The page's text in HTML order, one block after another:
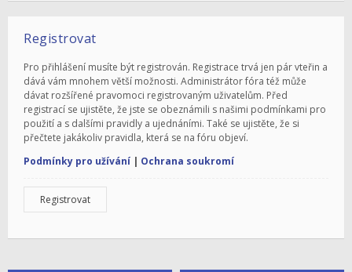
Registrovat
Pro přihlášení musíte být registrován. Registrace trvá jen pár vteřin a
dává vám mnohem větší možnosti. Administrátor fóra též může
dávat rozšířené pravomoci registrovaným uživatelům. Před
registrací se ujistěte, že jste se obeznámili s našimi podmínkami pro
použití a s dalšími pravidly a ujednáními. Také se ujistěte, že si
přečtete jakákoliv pravidla, která se na fóru objeví.
Podmínky pro užívání | Ochrana soukromí
Registrovat